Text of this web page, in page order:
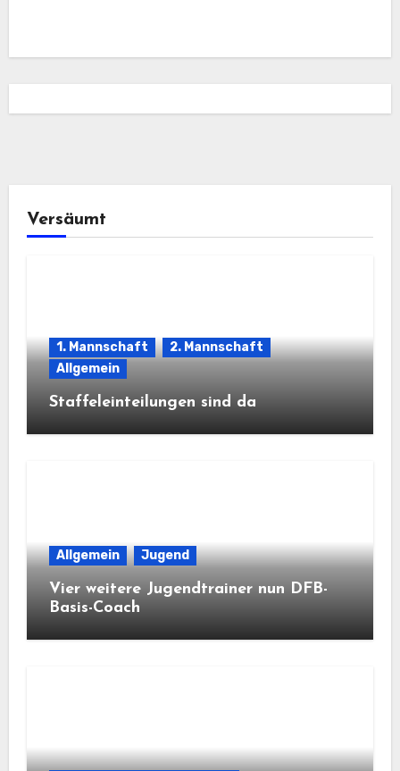
Versäumt
1. Mannschaft
2. Mannschaft
Allgemein
Staffeleinteilungen sind da
Allgemein Jugend
Vier weitere Jugendtrainer nun DFB-
Basis-Coach